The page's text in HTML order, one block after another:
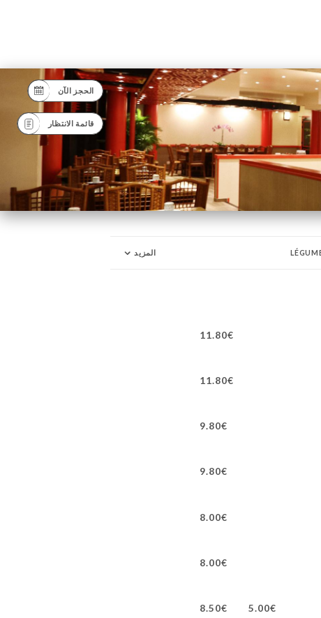
الحجز الآن
قائمة الانتظار
المزيد
11.80€
11.80€
9.80€
9.80€
8.00€
8.00€
5.00€
8.50€